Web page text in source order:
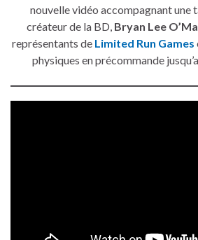
nouvelle vidéo accompagnant une
créateur de la BD, Bryan Lee
représentants de Limited Run Games
physiques en précommande